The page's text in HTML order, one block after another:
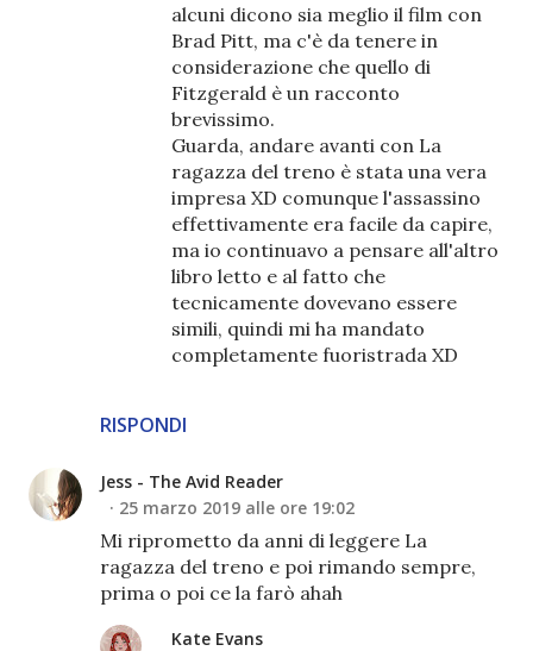
RISPONDI
alcuni dicono sia meglio il film con
Brad Pitt, ma c'è da tenere in
considerazione che quello di
Fitzgerald è un racconto
brevissimo.
Guarda, andare avanti con La
ragazza del treno è stata una vera
impresa XD comunque l'assassino
effettivamente era facile da capire,
ma io continuavo a pensare all'altro
libro letto e al fatto che
tecnicamente dovevano essere
simili, quindi mi ha mandato
completamente fuoristrada XD
Jess - The Avid Reader
25 marzo 2019 alle ore 19:02
Mi riprometto da anni di leggere La
ragazza del treno e poi rimando sempre,
prima o poi ce la farò ahah
Kate Evans